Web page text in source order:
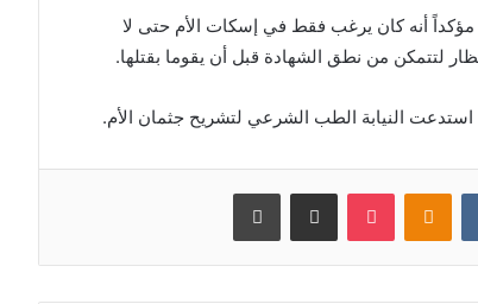
مؤكداً أنه كان يرغب فقط في إسكات الأم حتى لا
لتتمكن من نطق الشهادة قبل أن يقوما بقتلها.
النيابة الطب الشرعي لتشريح جثمان الأم.
Odnoklassniki
بوكيت مشاركة عبر البريد طباعة